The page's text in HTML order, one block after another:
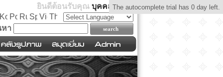
ยินดีต้อนรับคุณ บุคคลทั่วไป
า
The autocomplete trial has 0 day left.